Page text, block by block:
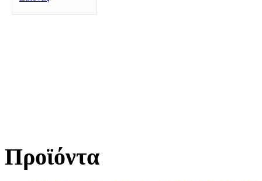
Προϊόντα